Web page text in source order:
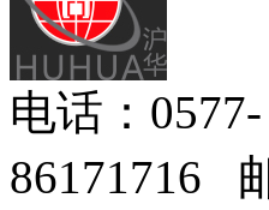
电话：
86171716